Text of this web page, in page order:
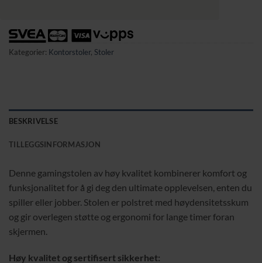
Kategorier: Kontorstoler, Stoler
BESKRIVELSE
TILLEGGSINFORMASJON
Denne gamingstolen av høy kvalitet kombinerer komfort og
funksjonalitet for å gi deg den ultimate opplevelsen, enten du
spiller eller jobber. Stolen er polstret med høydensitetsskum
og gir overlegen støtte og ergonomi for lange timer foran
skjermen.
Høy kvalitet og sertifisert sikkerhet: